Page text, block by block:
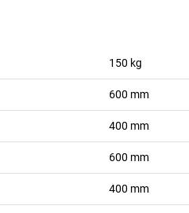
150 kg
600 mm
400 mm
600 mm
400 mm